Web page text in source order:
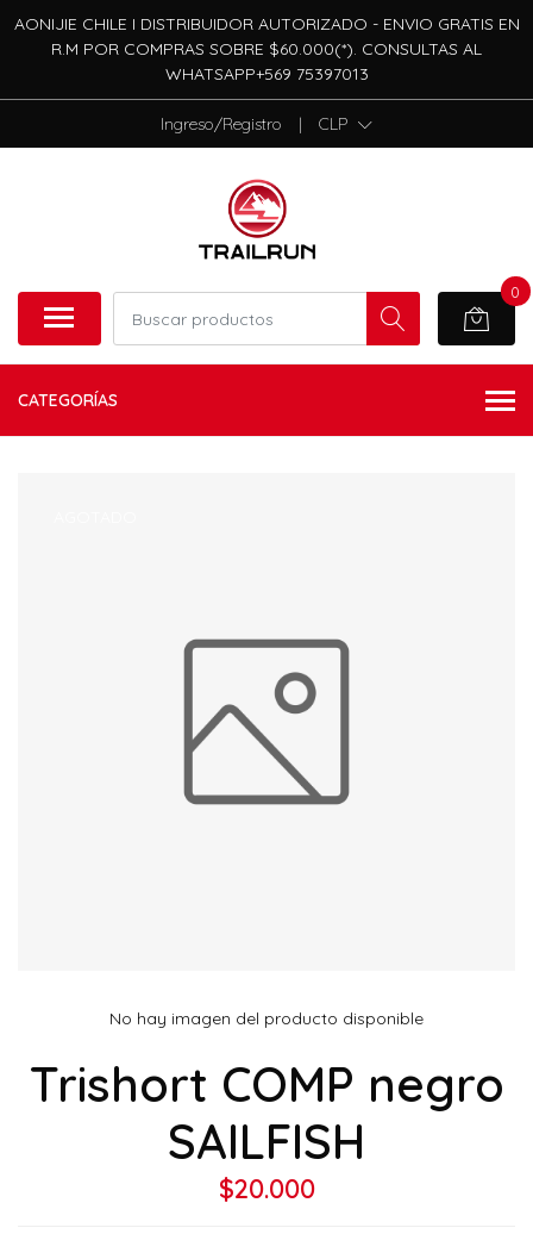
AONIJIE CHILE I DISTRIBUIDOR AUTORIZADO - ENVIO GRATIS EN
R.M POR COMPRAS SOBRE $60.000(*). CONSULTAS AL
WHATSAPP+569 75397013
Ingreso/Registro | CLP
0
CATEGORÍAS
No hay imagen del producto disponible
Trishort COMP negro
SAILFISH
$20.000